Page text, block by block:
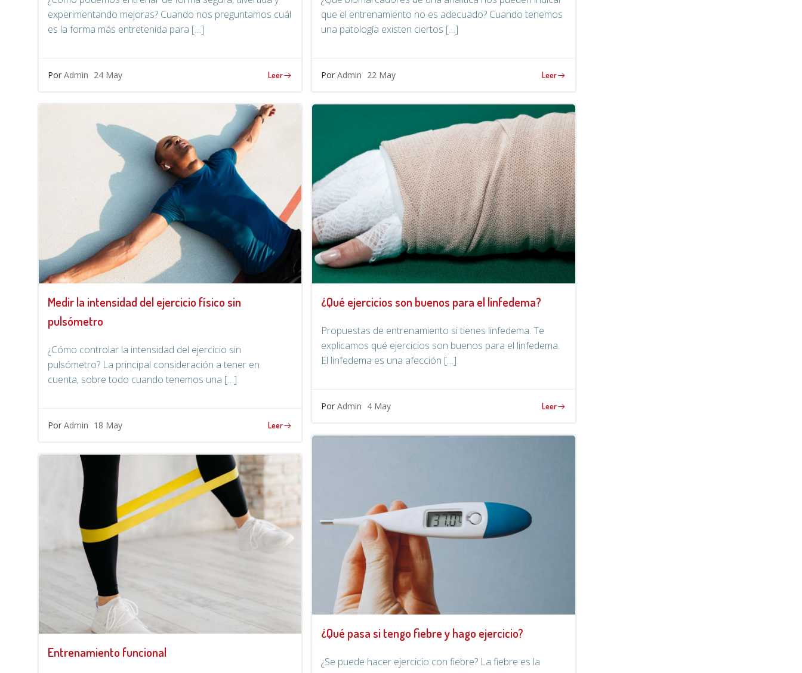
experimentando mejoras? Cuando nos preguntamos cuál
es la forma más entretenida para […]
Por Admin 24 May Leer
que el entrenamiento no es adecuado? Cuando tenemos
una patología existen ciertos […]
Por Admin 22 May Leer
Medir la intensidad del ejercicio físico sin
pulsómetro
¿Cómo controlar la intensidad del ejercicio sin
pulsómetro? La principal consideración a tener en
cuenta, sobre todo cuando tenemos una […]
Por Admin 18 May Leer
¿Qué ejercicios son buenos para el linfedema?
Propuestas de entrenamiento si tienes linfedema. Te
explicamos qué ejercicios son buenos para el linfedema.
El linfedema es una afección […]
Por Admin 4 May Leer
¿Qué pasa si tengo fiebre y hago ejercicio?
¿Se puede hacer ejercicio con fiebre? La fiebre es la
Entrenamiento funcional